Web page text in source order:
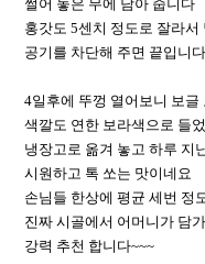
썰어 놓은 무에 담아 줍니다
홍갓도 5센치 정도로 잘라
공기를 차단해 주면 끝입니다
4일후에 뚜껑 열어보니 보글
색깔도 연한 보라색으로 들
냉장고로 옮겨 놓고 하루 지
시원하고 톡 쏘는 맛이네요
손님들 한상에 평균 세번 정
진짜 시골에서 어머니가 담
강력 추천 합니다~~~